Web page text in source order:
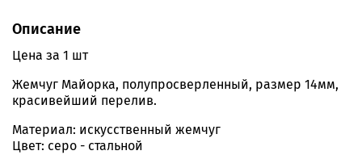
Описание
Цена за 1 шт
Жемчуг Майорка, полупросверленный, размер 14мм,
красивейший перелив.
Материал: искусственный жемчуг
Цвет: серо - стальной